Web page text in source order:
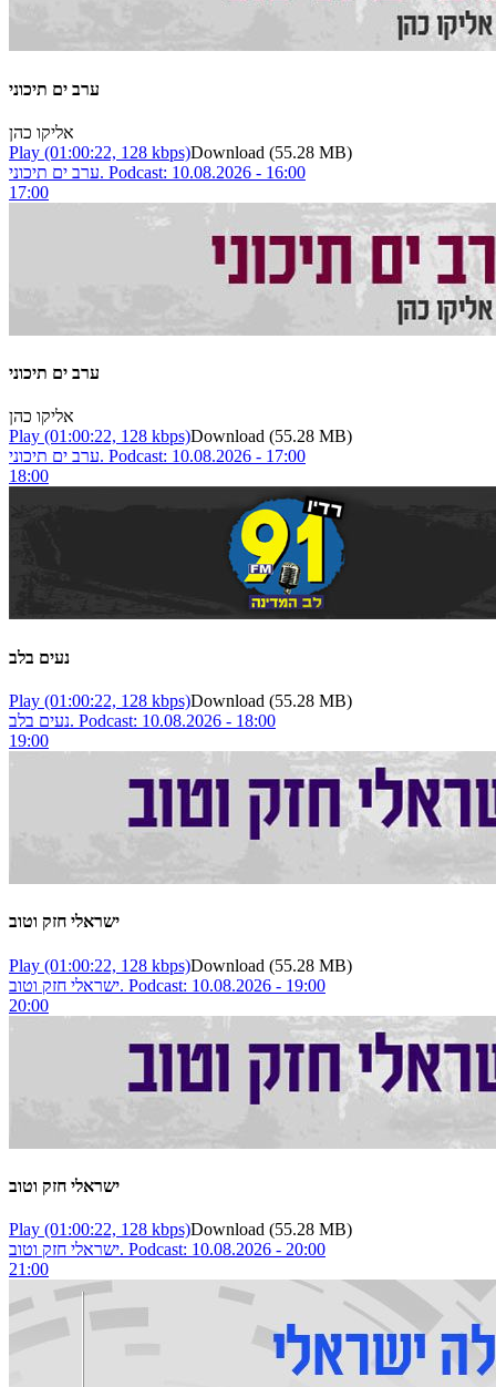
ערב ים תיכוני
אליקו כהן
Play (01:00:22, 128 kbps)Download (55.28 MB)
ערב ים תיכוני. Podcast: 10.08.2026 - 16:00
17:00
ערב ים תיכוני
אליקו כהן
Play (01:00:22, 128 kbps)Download (55.28 MB)
ערב ים תיכוני. Podcast: 10.08.2026 - 17:00
18:00
נעים בלב
Play (01:00:22, 128 kbps)Download (55.28 MB)
נעים בלב. Podcast: 10.08.2026 - 18:00
19:00
ישראלי חזק וטוב
Play (01:00:22, 128 kbps)Download (55.28 MB)
ישראלי חזק וטוב. Podcast: 10.08.2026 - 19:00
20:00
ישראלי חזק וטוב
Play (01:00:22, 128 kbps)Download (55.28 MB)
ישראלי חזק וטוב. Podcast: 10.08.2026 - 20:00
21:00